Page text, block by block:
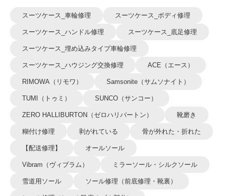
スーツケース_車輪修理 スーツケース_ボディ修理
スーツケース_ハンドル修理 スーツケース_底足修理
スーツケース_埋め込みタイプ車輪修理
スーツケース_ハウジング交換修理 ACE（エース）
RIMOWA（リモワ） Samsonite（サムソナイト）
TUMI（トゥミ） SUNCO（サンコー）
ZERO HALLIBURTON（ゼロハリバートン） 靴磨き
糊付け修理 剥がれている 骨が外れた・折れた
【配送修理】 オールソール
Vibram（ヴィブラム） ミラーソール・シルクソール
雪道用ソール ソール修理（前底修理・靴裏）